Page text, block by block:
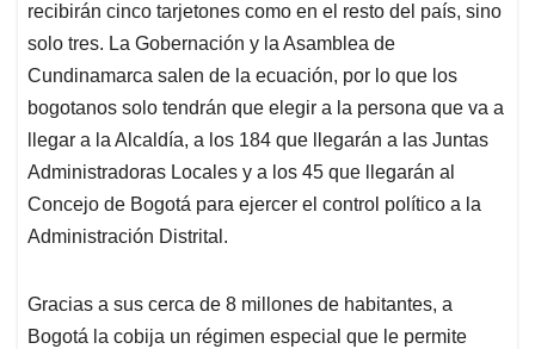
recibirán cinco tarjetones como en el resto del país, sino
solo tres. La Gobernación y la Asamblea de
Cundinamarca salen de la ecuación, por lo que los
bogotanos solo tendrán que elegir a la persona que va a
llegar a la Alcaldía, a los 184 que llegarán a las Juntas
Administradoras Locales y a los 45 que llegarán al
Concejo de Bogotá para ejercer el control político a la
Administración Distrital.
Gracias a sus cerca de 8 millones de habitantes, a
Bogotá la cobija un régimen especial que le permite